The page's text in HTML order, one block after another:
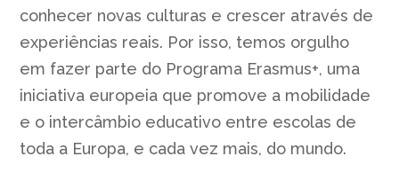
conhecer novas culturas e crescer através de
experiências reais. Por isso, temos orgulho
em fazer parte do Programa Erasmus+, uma
iniciativa europeia que promove a mobilidade
e o intercâmbio educativo entre escolas de
toda a Europa, e cada vez mais, do mundo.